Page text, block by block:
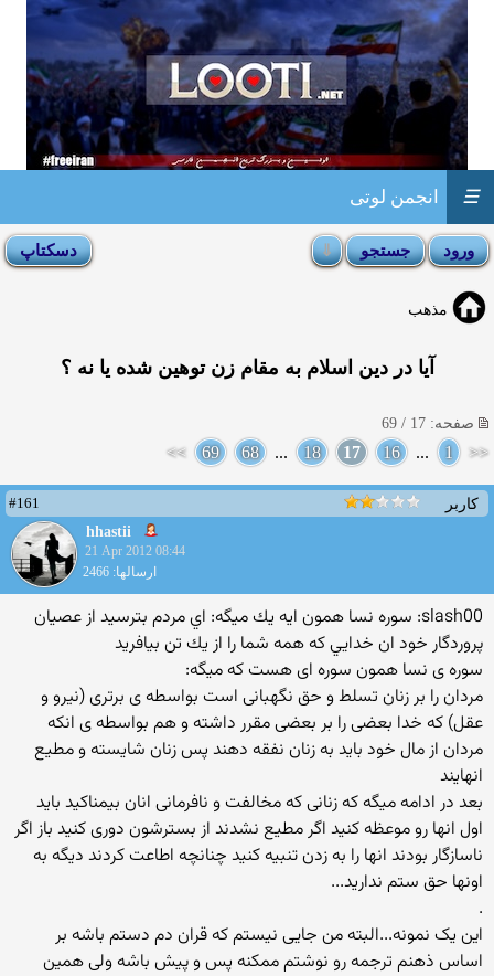
انجمن لوتی ☰
مذهب
آیا در دین اسلام به مقام زن توهین شده یا نه ؟
صفحه: 17 / 69
<<
1
...
16
17
18
...
68
69
>>
کاربر
#161
hhastii
21 Apr 2012 08:44
ارسالها: 2466
slash00: سوره نسا همون ايه يك ميگه: اي مردم بترسيد از عصيان
پروردگار خود ان خدايي كه همه شما را از يك تن بيافريد
سوره ی نسا همون سوره ای هست که میگه:
مردان را بر زنان تسلط و حق نگهبانی است بواسطه ی برتری (نیرو و
عقل) که خدا بعضی را بر بعضی مقرر داشته و هم بواسطه ی انکه
مردان از مال خود باید به زنان نفقه دهند پس زنان شایسته و مطیع
انهایند
بعد در ادامه میگه که زنانی که مخالفت و نافرمانی انان بیمناکید باید
اول انها رو موعظه کنید اگر مطیع نشدند از بسترشون دوری کنید باز اگر
ناسازگار بودند انها را به زدن تنبیه کنید چنانچه اطاعت کردند دیگه به
اونها حق ستم ندارید...
.
این یک نمونه...البته من جایی نیستم که قران دم دستم باشه بر
اساس ذهنم ترجمه رو نوشتم ممکنه پس و پیش باشه ولی همین